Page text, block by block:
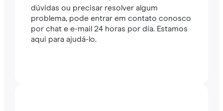
dúvidas ou precisar resolver algum
problema, pode entrar em contato conosco
por chat e e-mail 24 horas por dia. Estamos
aqui para ajudá-lo.